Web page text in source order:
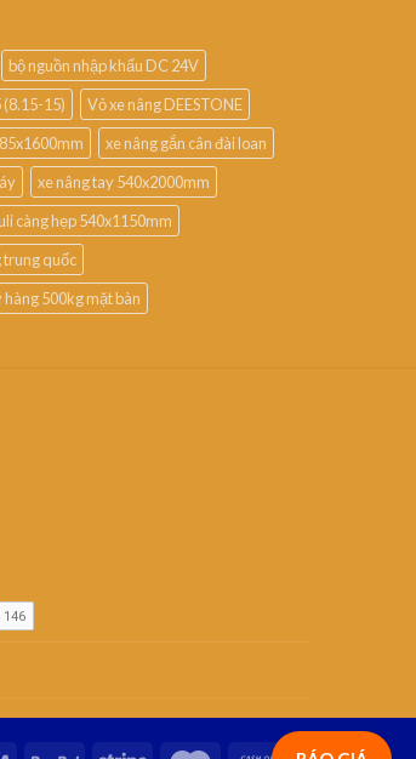
bộ nguồn nhập khẩu DC 24V
(8.15-15)
Vỏ xe nâng DEESTONE
xe nâng gắn cân đài loan
xe nâng tay 540x2000mm
càng hẹp 540x1150mm
trung quốc
hàng 500kg mặt bàn